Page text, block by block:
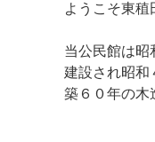
ようこそ東
当公民館は昭
建設され昭和
築６０年の木